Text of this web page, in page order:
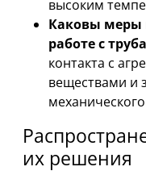
высоким
Каковы меры
работе с
контакта с
веществами и
их решения